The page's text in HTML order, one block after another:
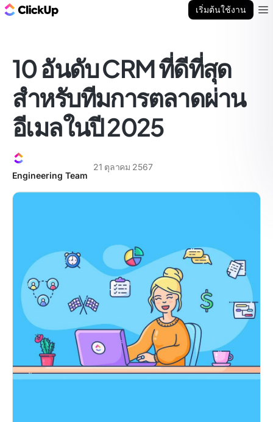
เริ่มต้นใช้งาน
10 อันดับ CRM ที่ดีที่สุด
สำหรับทีมการตลาดผ่าน
อีเมลในปี 2025
Engineering Team
21 ตุลาคม 2567